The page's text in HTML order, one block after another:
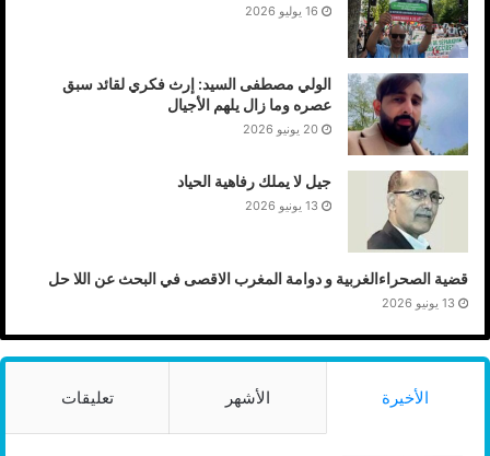
16 يوليو 2026
الولي مصطفى السيد: إرث فكري لقائد سبق
عصره وما زال يلهم الأجيال
20 يونيو 2026
جيل لا يملك رفاهية الحياد
13 يونيو 2026
قضية الصحراءالغربية و دوامة المغرب الاقصى في البحث عن اللا حل
13 يونيو 2026
الأخيرة الأشهر تعليقات